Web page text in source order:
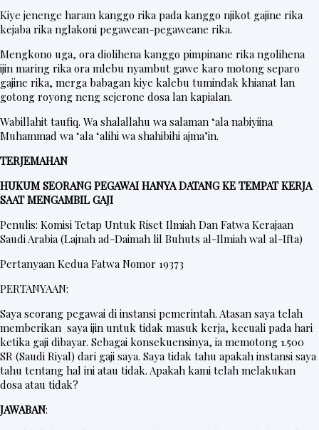
o
Kiye jenenge haram kanggo rika pada kanggo njikot gajine rika
kejaba rika nglakoni pegawean-pegaweane rika.
Mengkono uga, ora diolihena kanggo pimpinane rika ngolihena
ijin maring rika ora mlebu nyambut gawe karo motong separo
gajine rika, merga babagan kiye kalebu tumindak khianat lan
gotong royong neng sejerone dosa lan kapialan.
Wabillahit taufiq. Wa shalallahu wa salaman ‘ala nabiyiina
Muhammad wa ‘ala ‘alihi wa shahibihi ajma’in.
TERJEMAHAN
HUKUM SEORANG PEGAWAI HANYA DATANG KE TEMPAT KERJA
SAAT MENGAMBIL GAJI
Penulis: Komisi Tetap Untuk Riset Ilmiah Dan Fatwa Kerajaan
Saudi Arabia (Lajnah ad-Daimah lil Buhuts al-Ilmiah wal al-Ifta)
Pertanyaan Kedua Fatwa Nomor 19373
PERTANYAAN:
Saya seorang pegawai di instansi pemerintah. Atasan saya telah
memberikan saya ijin untuk tidak masuk kerja, kecuali pada hari
ketika gaji dibayar. Sebagai konsekuensinya, ia memotong 1.500
SR (Saudi Riyal) dari gaji saya. Saya tidak tahu apakah instansi saya
tahu tentang hal ini atau tidak. Apakah kami telah melakukan
dosa atau tidak?
JAWABAN: